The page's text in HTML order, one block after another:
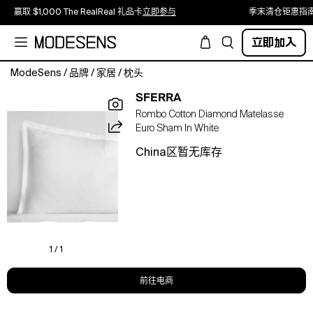
赢取 $1,000 The RealReal 礼品卡立即参与 季末清仓钜惠指
立即加入
ModeSens / 品牌 / 家居 / 枕头
Diamond
cotton.
1 / 1
SFERRA
Rombo Cotton Diamond Matelasse
Euro Sham In White
China区暂无库存
前往电商